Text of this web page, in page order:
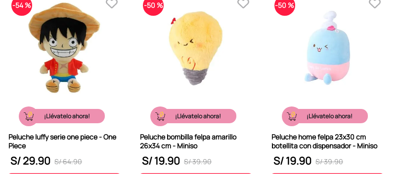
-54 %
¡Llévatelo ahora!
Peluche luffy serie one piece - One
Piece
S/64.90
S/29.90
-50 %
¡Llévatelo ahora!
Peluche bombilla felpa amarillo
26x34 cm - Miniso
S/39.90
S/19.90
-50 %
¡Llévatelo ahora!
Peluche home felpa 23x30 cm
botellita con dispensador - Miniso
S/39.90
S/19.90